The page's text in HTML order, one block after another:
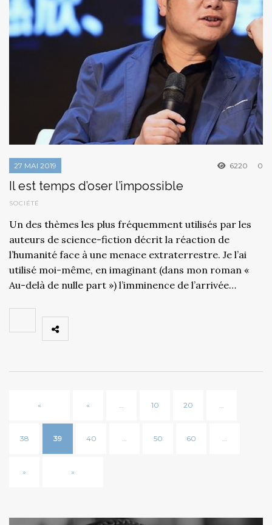
27 MAI 2019 6220 0
Il est temps d’oser l’impossible
SOCIÉTÉ
Un des thèmes les plus fréquemment utilisés par les
auteurs de science-fiction décrit la réaction de
l’humanité face à une menace extraterrestre. Je l’ai
utilisé moi-même, en imaginant (dans mon roman «
Au-delà de nulle part ») l’imminence de l’arrivée…
« « 10 20
38 39 40 50 60
» »